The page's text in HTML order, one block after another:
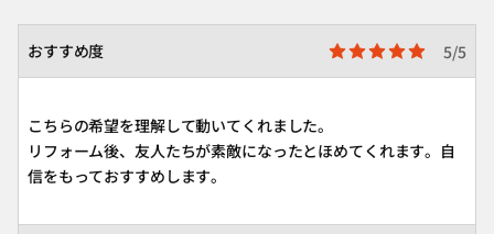
おすすめ度 5/5
こちらの希望を理解して動いてくれました。
リフォーム後、友人たちが素敵になったとほめてくれます。自
信をもっておすすめします。